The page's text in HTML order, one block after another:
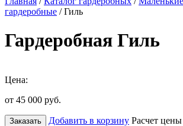
гардеробные / Гиль
Гардеробная Гиль
Цена:
от 45 000 руб.
Заказать Добавить в корзину Расчет цены